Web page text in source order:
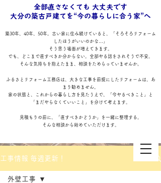
全部直さなくても 大丈夫です
大分の築古戸建てを“今の暮らしに合う家”へ
築30年、40年、50年。古い家に住み続けていると、「そろそろリフォーム
したほうがいいのかな…」
そう思う場面が増えてきます。
でも、どこまで直すべきか分からない。全部やる話をされそうで不安。
そんな気持ちを抱えたまま、相談をためらっていませんか。
ふるさとリフォーム工務店は、大きな工事を前提にしたリフォームは、あ
まり勧めません。
家の状態と、これからの暮らし方を見たうえで、「今やるべきこと」と
「まだやらなくていいこと」を分けて考えます。
見積もりの前に、「直すべきかどうか」を一緒に整理する。
そんな相談から始めていただけます。
工事情報 毎週更新！
外壁工事